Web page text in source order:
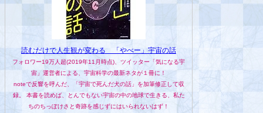
読むだけで人生観が変わる 「やべー」宇宙の話
フォロワー19万人超(2019年11月時点)、ツイッター「気になる宇
宙」運営者による、宇宙科学の最新ネタが１冊に！
noteで反響を呼んだ、「宇宙で死んだ犬の話」を加筆修正して収
録。 本書を読めば、とんでもない宇宙の中の地球で生きる、私た
ちのちっぽけさと奇跡を感じずにはいられないはず！